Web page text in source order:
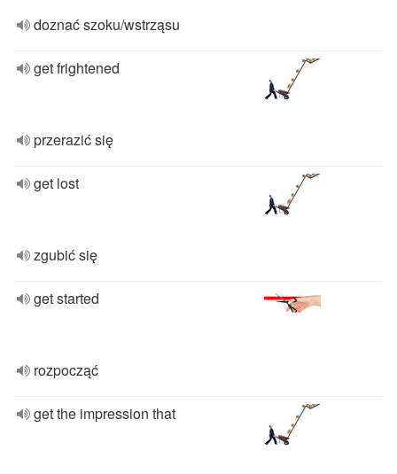
doznać szoku/wstrząsu
get frightened
przerazić się
get lost
zgubić się
get started
rozpocząć
get the impression that